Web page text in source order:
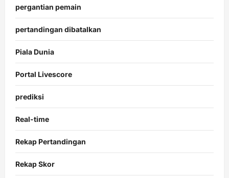
pergantian pemain
pertandingan dibatalkan
Piala Dunia
Portal Livescore
prediksi
Real-time
Rekap Pertandingan
Rekap Skor